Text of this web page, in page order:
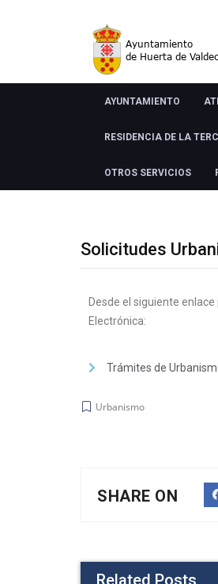
AYUNTAMIENTO
RESIDENCIA DE LA
OTROS SERVICIOS
Solicitudes
Desde el siguiente
Electrónica:
Trámites de
Urbanismo
SHARE ON
Related Posts